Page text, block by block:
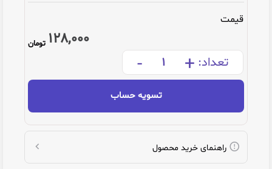
قیمت
128,000 تومان
تعداد: +
-
تسویه حساب
راهنمای خرید محصول